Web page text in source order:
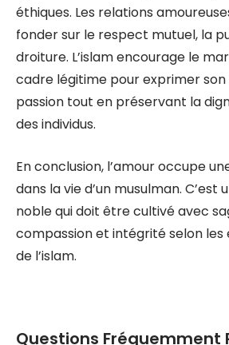
éthiques. Les relations
fonder sur le respect mutuel, la
droiture. L’islam encourage le
cadre légitime pour exprimer
passion tout en préservant la
des individus.
En conclusion, l’amour occupe
dans la vie d’un musulman. C’est
noble qui doit être cultivé avec
compassion et intégrité selon les
de l’islam.
Questions Fréquemment